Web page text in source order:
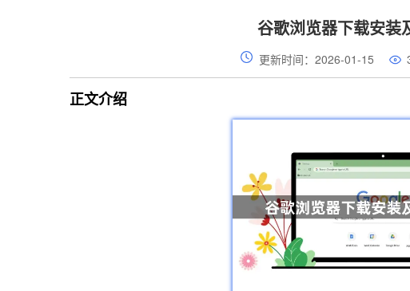
谷歌浏览器下载安装
更新时间：2026-01-15
正文介绍